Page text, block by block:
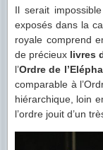
Il serait
exposés dans la
royale comprend
de précieux livres
l’Ordre de
comparable à
hiérarchique, loin
l’ordre jouit d’un